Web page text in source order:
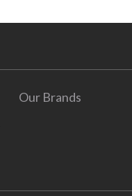
Our Brands